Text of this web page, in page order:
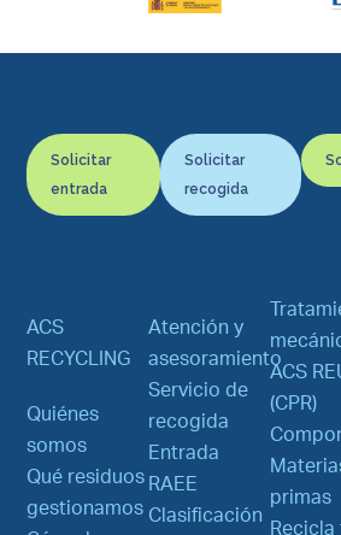
Solicitar
entrada
Solicitar
recogida
ACS
RECYCLING
Quiénes
somos
Qué residuos
gestionamos
Atención y
asesoramiento
Servicio de
recogida
Entrada
RAEE
Clasificación
ACS
(CPR)
primas
Recicla